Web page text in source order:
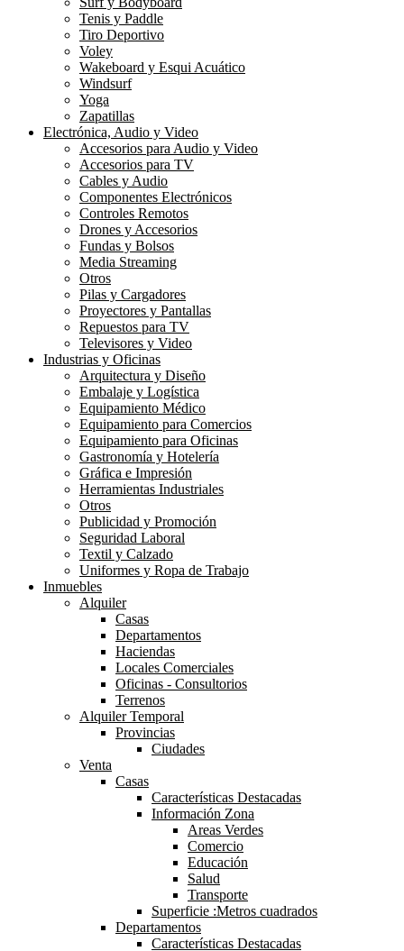
Tenis y Paddle
Tiro Deportivo
Voley
Wakeboard y Esqui Acuático
Windsurf
Yoga
Zapatillas
Electrónica, Audio y Video
Accesorios para Audio y Video
Accesorios para TV
Cables y Audio
Componentes Electrónicos
Controles Remotos
Drones y Accesorios
Fundas y Bolsos
Media Streaming
Otros
Pilas y Cargadores
Proyectores y Pantallas
Repuestos para TV
Televisores y Video
Industrias y Oficinas
Arquitectura y Diseño
Embalaje y Logística
Equipamiento Médico
Equipamiento para Comercios
Equipamiento para Oficinas
Gastronomía y Hotelería
Gráfica e Impresión
Herramientas Industriales
Otros
Publicidad y Promoción
Seguridad Laboral
Textil y Calzado
Uniformes y Ropa de Trabajo
Inmuebles
Alquiler
Casas
Departamentos
Haciendas
Locales Comerciales
Oficinas - Consultorios
Terrenos
Alquiler Temporal
Provincias
Ciudades
Venta
Casas
Características Destacadas
Información Zona
Areas Verdes
Comercio
Educación
Salud
Transporte
Superficie :Metros cuadrados
Departamentos
Características Destacadas